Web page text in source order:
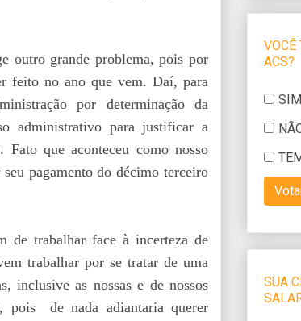
outro grande problema, pois por
feito no ano que vem. Daí, para
por determinação da
administrativo para justificar a
Fato que aconteceu como nosso
pagamento do décimo terceiro
de trabalhar face à incerteza de
trabalhar por se tratar de uma
inclusive as nossas e de nossos
pois de nada adiantaria querer